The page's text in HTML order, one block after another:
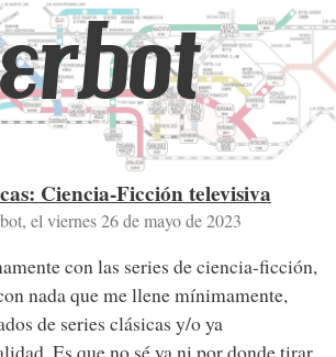
Ciencia-Ficción televisiva
el viernes 26 de mayo de 2023
con las series de ciencia-ficción,
nada que me llene mínimamente,
de series clásicas y/o ya
Es que no sé ya ni por donde tirar.